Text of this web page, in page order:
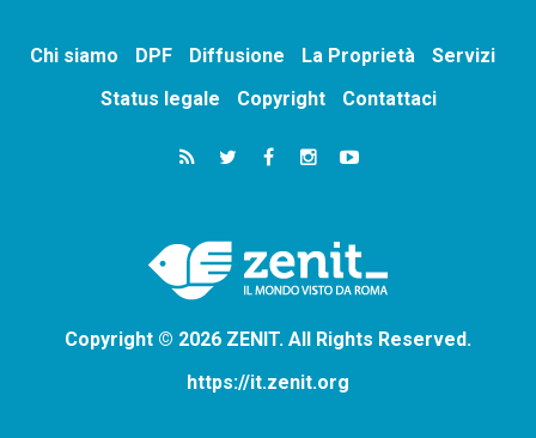
Chi siamo DPF Diffusione La Proprietà
Servizi
Status legale
Copyright Contattaci
Copyright © 2026 ZENIT. All Rights Reserved.
https://it.zenit.org